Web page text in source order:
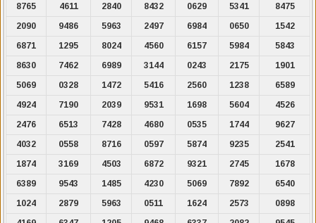
8765
4611 2840 8432 0629 5341
8475
2090
9486 5963 2497 6984 0650
1542
6871
1295 8024 4560 6157 5984
5843
8630
7462 6989 3144 0243 2175
1901
5069
0328 1472 5416 2560 1238
6589
4924
7190 2039 9531 1698 5604
4526
2476
6513 7428 4680 0535 1744
9627
4032
0558 8716 0597 5874 9235
2541
1874
3169 4503 6872 9321 2745
1678
6389
9543 1485 4230 5069 7892
6540
1024
2879 5963 0511 1624 2573
0898